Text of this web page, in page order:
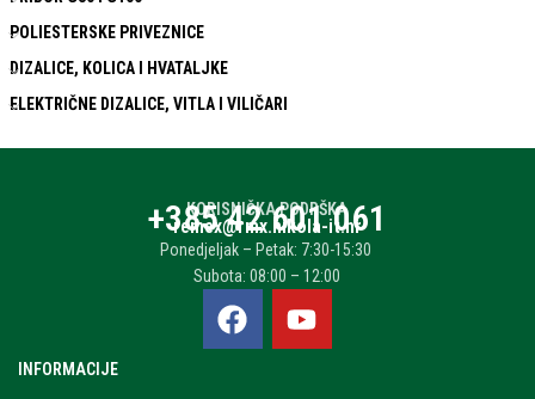
POLIESTERSKE PRIVEZNICE
DIZALICE, KOLICA I HVATALJKE
ELEKTRIČNE DIZALICE, VITLA I VILIČARI
KORISNIČKA PODRŠKA
+385 42 601 061
remex@rmx.nikola-it.hr
Ponedjeljak – Petak: 7:30-15:30
Subota: 08:00 – 12:00
INFORMACIJE